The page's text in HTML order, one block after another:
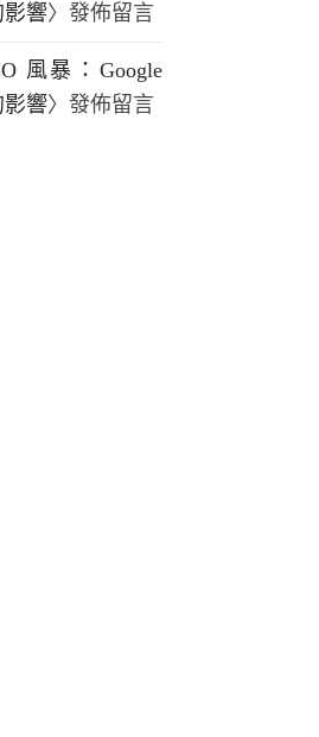
影響〉發佈留言
風暴：Google
影響〉發佈留言